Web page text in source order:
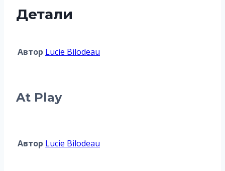
Детали
Автор Lucie Bilodeau
At Play
Автор Lucie Bilodeau